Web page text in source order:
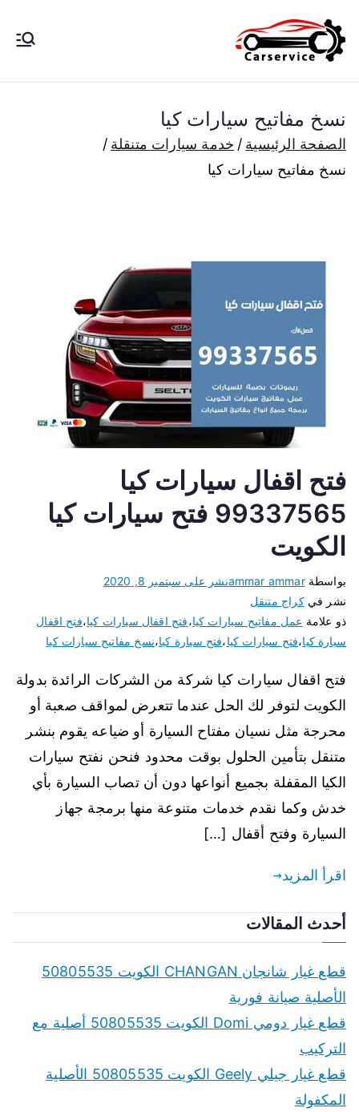
إلى
المحتوى
الكويت
بنشر متنقل الكويت كهرباء وبنشر تبديل
بارخص الاسعار
نسخ مفاتيح سيارات كيا
الصفحة الرئيسية
خدمة سيارات متنقلة
نسخ مفاتيح سيارات كيا
فتح اقفال سيارات كيا
99337565 فتح سيارات كيا
الكويت
بواسطةammar ammarنشر على سبتمبر 8, 2020
نشر فيكراج متنقل
ذو علامة عمل مفاتيح سيارات كيا،فتح اقفال سيارات كيا،فتح اقفال
سيارة كيا،فتح سيارات كيا،فتح سيارة كيا،نسخ مفاتيح سيارات كيا
فتح اقفال سيارات كيا شركة من الشركات الرائدة بدولة
الكويت لتوفر لك الحل عندما تتعرض لمواقف صعبة أو
محرجة مثل نسيان مفتاح السيارة أو ضياعه يقوم بنشر
متنقل بتأمين الحلول بوقت محدود فنحن نفتح سيارات
الكيا المقفلة بجميع أنواعها دون أن تصاب السيارة بأي
خدش وكما نقدم خدمات متنوعة منها برمجة جهاز
السيارة وفتح أقفال […]
اقرأ المزيد
أحدث المقالات
قطع غيار شانجان CHANGAN الكويت 50805535
الأصلية صيانة فورية
قطع غيار دومي Domi الكويت 50805535 أصلية مع
التركيب
قطع غيار جيلي Geely الكويت 50805535 الأصلية
المكفولة